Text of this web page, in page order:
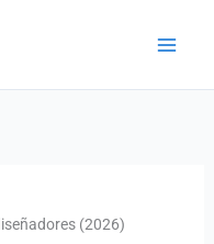
(2026)